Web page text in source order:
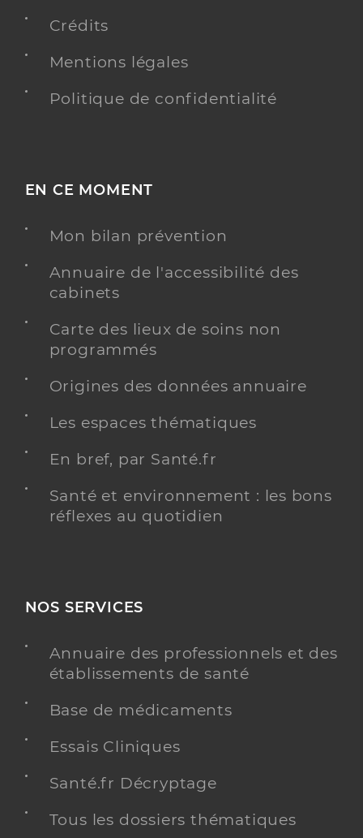
Crédits
Mentions légales
Politique de confidentialité
EN CE MOMENT
Mon bilan prévention
Annuaire de l'accessibilité des
cabinets
Carte des lieux de soins non
programmés
Origines des données annuaire
Les espaces thématiques
En bref, par Santé.fr
Santé et environnement : les bons
réflexes au quotidien
NOS SERVICES
Annuaire des professionnels et des
établissements de santé
Base de médicaments
Essais Cliniques
Santé.fr Décryptage
Tous les dossiers thématiques